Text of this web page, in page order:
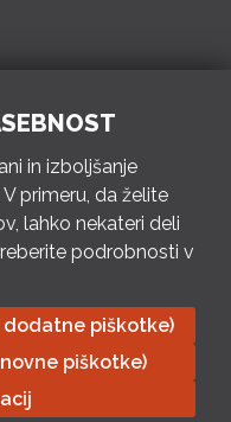
| IBAN: SI56 1010 0003
Predsednik Uprave:
odbora: Ilija Tokić |
v celoti | Obrtniška
in izboljšanje
primeru, da želite
lahko nekateri deli
podrobnosti v
dodatne piškotke)
piškotke)